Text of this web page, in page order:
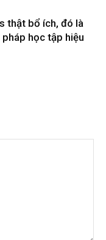
thật bổ ích, đó là
học tập hiệu